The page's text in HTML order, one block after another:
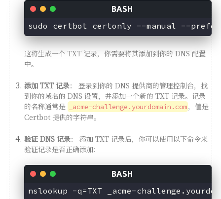
这将生成一个 TXT 记录，你需要将其添加到你的 DNS 配置
中。
添加 TXT 记录： 登录到你的 DNS 提供商的管理控制台，找
到你的域名的 DNS 设置，并添加一个新的 TXT 记录。记录
的名称通常是
_acme-challenge.yourdomain.com，值是
Certbot 提供的字符串。
验证 DNS 记录： 添加 TXT 记录后，你可以使用以下命令来
验证记录是否正确添加：